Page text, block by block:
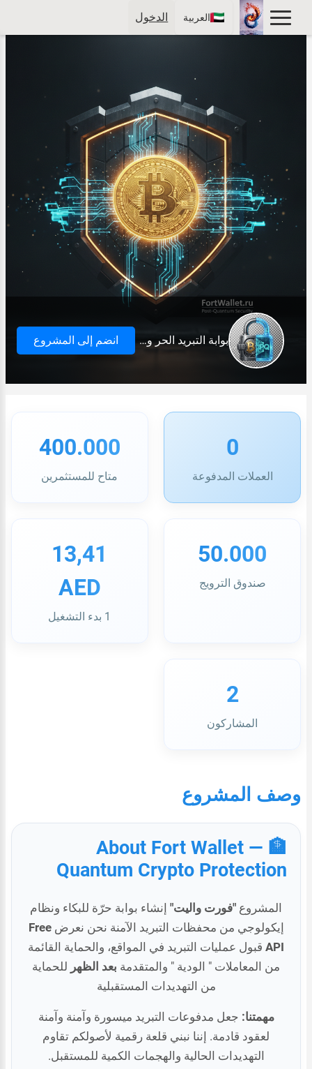
العربية الدخول
بوابة التبريد الحر ومحفظة محفظة &quot; فورت واليت &quot; المؤمنة، مع حماية المدفوعات من الاحتياطات المكشوفة، وأجهزة التبريد بعد الكواشف، وأجهزة الاستنشاق الجاهزة لسداد المدفوعات. انضم إلى المشروع
0
العملات المدفوعة
400.000
متاح للمستثمرين
50.000
صندوق الترويج
13,41
AED
1 بدء التشغيل
2
المشاركون
وصف المشروع
🏦 About Fort Wallet —
Quantum Crypto Protection
المشروع "فورت واليت" إنشاء بوابة حرّة للبكاء ونظام
إيكولوجي من محفظات التبريد الآمنة نحن نعرضFree
API قبول عمليات التبريد في المواقع، والحماية القائمة
من المعاملات " الودية " والمتقدمة بعد الظهر للحماية
من التهديدات المستقبلية
مهمتنا: جعل مدفوعات التبريد ميسورة وآمنة وآمنة
لعقود قادمة. إننا نبني قلعة رقمية لأصولكم تقاوم
التهديدات الحالية والهجمات الكمية للمستقبل.